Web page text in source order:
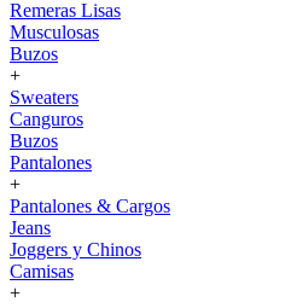
Remeras Lisas
Musculosas
Buzos
+
Sweaters
Canguros
Buzos
Pantalones
+
Pantalones & Cargos
Jeans
Joggers y Chinos
Camisas
+